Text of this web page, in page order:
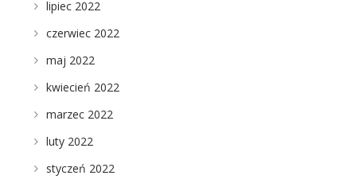
lipiec 2022
czerwiec 2022
maj 2022
kwiecień 2022
marzec 2022
luty 2022
styczeń 2022